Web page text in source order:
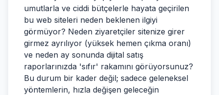
umutlarla ve ciddi bütçelerle hayata geçirilen
bu web siteleri neden beklenen ilgiyi
görmüyor? Neden ziyaretçiler sitenize girer
girmez ayrılıyor (yüksek hemen çıkma oranı)
ve neden ay sonunda dijital satış
raporlarınızda 'sıfır' rakamını görüyorsunuz?
Bu durum bir kader değil; sadece geleneksel
yöntemlerin, hızla değişen geleceğin